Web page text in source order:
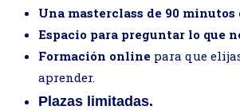
Una masterclass de 90 minutos
Espacio para preguntar lo que
Formación online para que
aprender.
Plazas limitadas.